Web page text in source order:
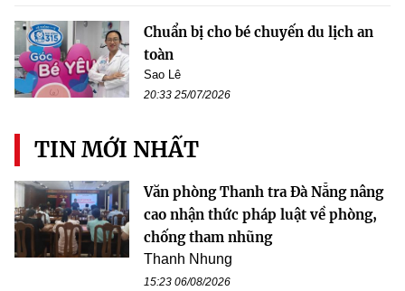
Chuẩn bị cho bé chuyến du lịch an
toàn
Sao Lê
20:33 25/07/2026
TIN MỚI NHẤT
Văn phòng Thanh tra Đà Nẵng nâng
cao nhận thức pháp luật về phòng,
chống tham nhũng
Thanh Nhung
15:23 06/08/2026